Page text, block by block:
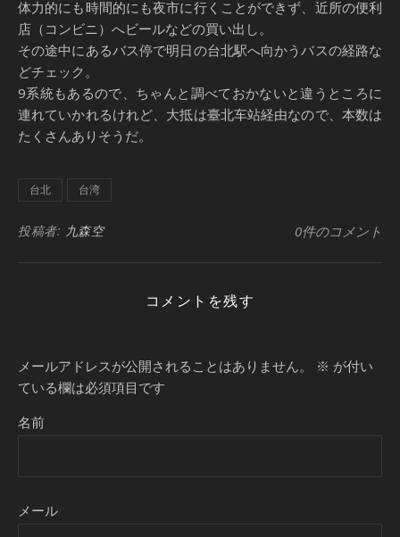
体力的にも時間的にも夜市に行くことができず、近所の便利
店（コンビニ）へビールなどの買い出し。
その途中にあるバス停で明日の台北駅へ向かうバスの経路な
どチェック。
9系統もあるので、ちゃんと調べておかないと違うところに
連れていかれるけれど、大抵は臺北车站経由なので、本数は
たくさんありそうだ。
台北 台湾
投稿者: 九森空 0件のコメント
コメントを残す
メールアドレスが公開されることはありません。 ※ が付い
ている欄は必須項目です
名前
メール